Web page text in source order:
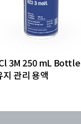
3M 250 mL Bottle
관리 용액